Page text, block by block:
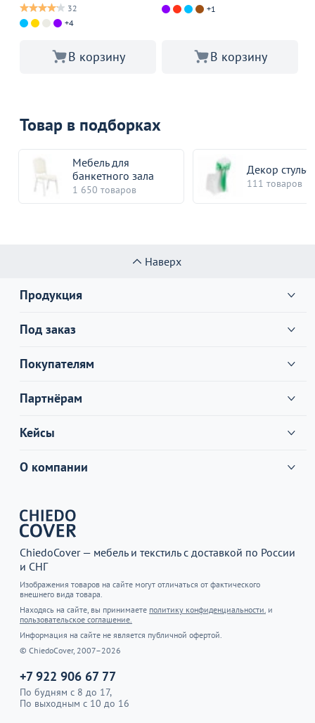
32
+4
В корзину
+1
В корзину
Товар в подборках
Мебель для
банкетного зала
1 650 товаров
Декор
111 товаров
Наверх
Продукция
Под заказ
Покупателям
Партнёрам
Кейсы
О компании
ChiedoCover — мебель и текстиль с доставкой по России
и СНГ
Изображения товаров на сайте могут отличаться от фактического
внешнего вида товара.
Находясь на сайте, вы принимаете политику конфиденциальности. и
пользовательское соглашение.
Информация на сайте не является публичной офертой.
© ChiedoCover, 2007–2026
+7 922 906 67 77
По будням с 8 до 17,
По выходным с 10 до 16